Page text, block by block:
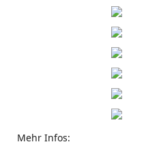
Mehr Infos: